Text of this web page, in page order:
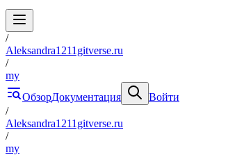
/
Aleksandra1211gitverse.ru
/
my
ОбзорДокументация
Войти
/
Aleksandra1211gitverse.ru
/
my